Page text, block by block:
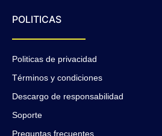
POLITICAS
Politicas de privacidad
Términos y condiciones
Descargo de responsabilidad
Soporte
Preguntas frecuentes